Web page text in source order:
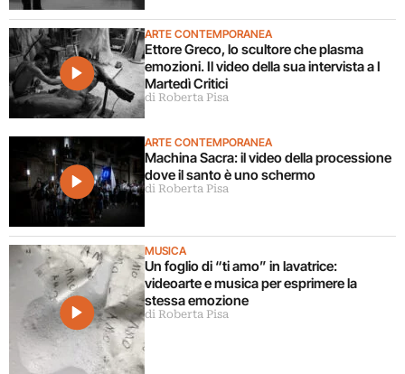
ARTE CONTEMPORANEA
Ettore Greco, lo scultore che plasma
emozioni. Il video della sua intervista a I
Martedì Critici
di Roberta Pisa
ARTE CONTEMPORANEA
Machina Sacra: il video della processione
dove il santo è uno schermo
di Roberta Pisa
MUSICA
Un foglio di “ti amo” in lavatrice:
videoarte e musica per esprimere la
stessa emozione
di Roberta Pisa